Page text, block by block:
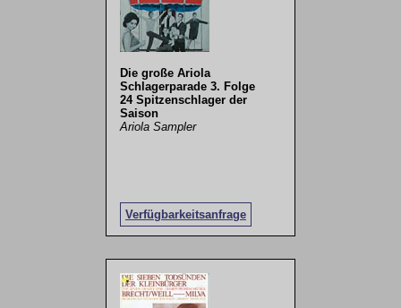
Die große Ariola
Schlagerparade 3. Folge
24 Spitzenschlager der
Saison
Ariola Sampler
Verfügbarkeitsanfrage